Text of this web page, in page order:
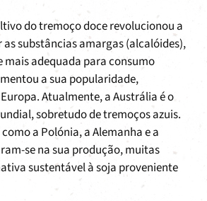
do tremoço doce revolucionou a
substâncias amargas (alcalóides),
mais adequada para consumo
a sua popularidade,
Atualmente, a Austrália é o
sobretudo de tremoços azuis.
a Polónia, a Alemanha e a
se na sua produção, muitas
sustentável à soja proveniente